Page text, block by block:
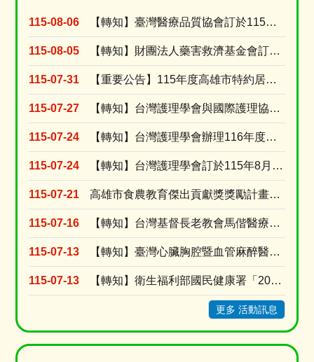
115-08-06 【轉知】臺灣醫療品質協會訂於115年9月8日假高雄榮民總醫院門診大樓第二會議室舉辦「護理人的....
115-08-05 【轉知】財團法人藥害救濟基金會訂於115年9月9日舉辦「2026【醫識能•藥識能】線上直播講....
115-07-31 【重要公告】115年度高雄市特約居家長照機構績優長照人員表揚活動，收件受理期限延長至115年....
115-07-27 【轉知】台灣護理學會與國際護理協會(ICN)共同辦理2027年「第31屆ICN 國際護理大會....
115-07-24 【轉知】台灣護理學會辦理116年度個別型研究計畫補助申請
115-07-24 【轉知】台灣護理學會訂於115年8月15日舉辦「腫瘤照護實證應用」網路研習會(線上視訊課程)
115-07-21 高雄市食農教育傑出貢獻獎獎勵計畫及活動簡章
115-07-16 【轉知】台灣基督長老教會馬偕醫療財團法人台東馬偕紀念醫院訂於115年8月15日(星期六)舉辦....
115-07-13 【轉知】臺灣心臟胸腔暨血管麻醉醫學會訂於115年8月30日辦理2026年臺灣心臟胸腔暨血管麻....
115-07-13 【轉知】衛生福利部國民健康署「2026逆轉代謝 健康加值」活動開跑
更多 活動訊息